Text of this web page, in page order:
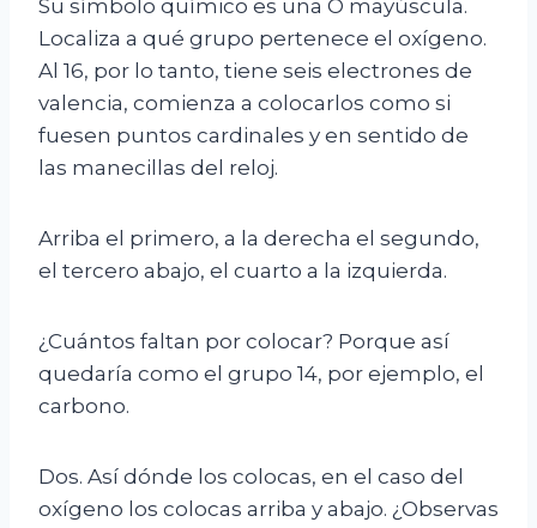
Su símbolo químico es una O mayúscula.
Localiza a qué grupo pertenece el oxígeno.
Al 16, por lo tanto, tiene seis electrones de
valencia, comienza a colocarlos como si
fuesen puntos cardinales y en sentido de
las manecillas del reloj.
Arriba el primero, a la derecha el segundo,
el tercero abajo, el cuarto a la izquierda.
¿Cuántos faltan por colocar? Porque así
quedaría como el grupo 14, por ejemplo, el
carbono.
Dos. Así dónde los colocas, en el caso del
oxígeno los colocas arriba y abajo. ¿Observas